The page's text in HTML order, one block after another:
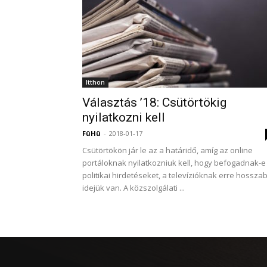
Itthon
Választás ’18: Csütörtökig
nyilatkozni kell
FüHü - 2018-01-17
Csütörtökön jár le az a határidő, amíg az online
portáloknak nyilatkozniuk kell, hogy befogadnak-e
politikai hirdetéseket, a televízióknak erre
idejük van. A közszolgálati ...